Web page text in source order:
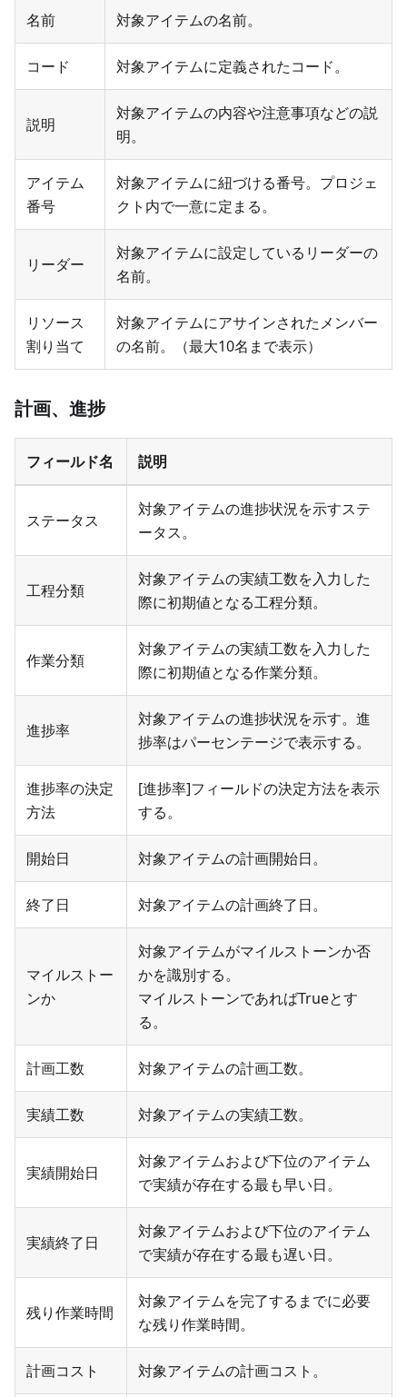
名前 対象アイテムの名前。
コード 対象アイテムに定義されたコード。
説明
対象アイテムの内容や注意事項などの説
明。
アイテム
番号
対象アイテムに紐づける番号。プロジェ
クト内で一意に定まる。
リーダー
対象アイテムに設定しているリーダーの
名前。
リソース
割り当て
対象アイテムにアサインされたメンバー
の名前。（最大10名まで表示）
計画、進捗
フィールド名 説明
ステータス
対象アイテムの進捗状況を示すステ
ータス。
工程分類
対象アイテムの実績工数を入力した
際に初期値となる工程分類。
作業分類
対象アイテムの実績工数を入力した
際に初期値となる作業分類。
進捗率
対象アイテムの進捗状況を示す。進
捗率はパーセンテージで表示する。
進捗率の決定
方法
[進捗率]フィールドの決定方法を表示
する。
開始日 対象アイテムの計画開始日。
終了日 対象アイテムの計画終了日。
マイルストー
ンか
対象アイテムがマイルストーンか否
かを識別する。
マイルストーンであればTrueとす
る。
計画工数 対象アイテムの計画工数。
実績工数 対象アイテムの実績工数。
実績開始日
対象アイテムおよび下位のアイテム
で実績が存在する最も早い日。
実績終了日
対象アイテムおよび下位のアイテム
で実績が存在する最も遅い日。
残り作業時間
対象アイテムを完了するまでに必要
な残り作業時間。
計画コスト 対象アイテムの計画コスト。